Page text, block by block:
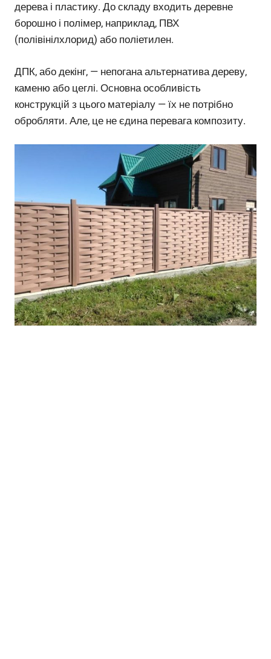
дерева і пластику. До складу входить деревне
борошно і полімер, наприклад, ПВХ
(полівінілхлорид) або поліетилен.
ДПК, або декінг, — непогана альтернатива дереву,
каменю або цеглі. Основна особливість
конструкцій з цього матеріалу — їх не потрібно
обробляти. Але, це не єдина перевага композиту.